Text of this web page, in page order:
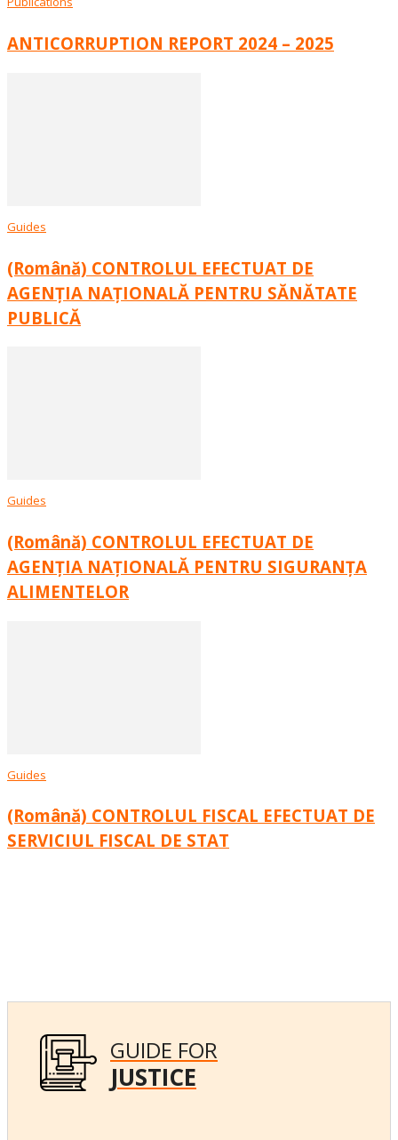
ANTICORRUPTION REPORT 2024 – 2025
Guides
(Română) CONTROLUL EFECTUAT DE
AGENȚIA NAȚIONALĂ PENTRU SĂNĂTATE
PUBLICĂ
Guides
(Română) CONTROLUL EFECTUAT DE
AGENȚIA NAȚIONALĂ PENTRU SIGURANȚA
ALIMENTELOR
Guides
(Română) CONTROLUL FISCAL EFECTUAT DE
SERVICIUL FISCAL DE STAT
GUIDE FOR
JUSTICE